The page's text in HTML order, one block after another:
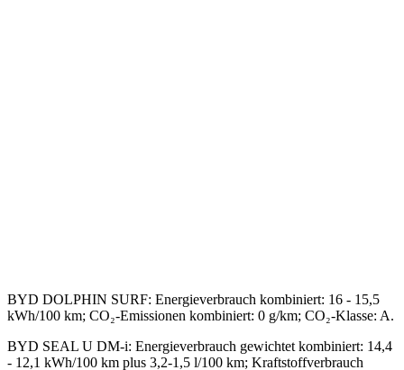
BYD DOLPHIN SURF: Energieverbrauch kombiniert: 16 - 15,5
kWh/100 km; CO₂-Emissionen kombiniert: 0 g/km; CO₂-Klasse: A.
BYD SEAL U DM-i: Energieverbrauch gewichtet kombiniert: 14,4
- 12,1 kWh/100 km plus 3,2-1,5 l/100 km; Kraftstoffverbrauch